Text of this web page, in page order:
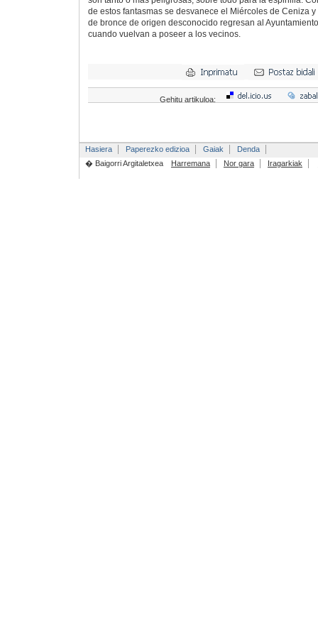
de estos fantasmas se desvanece el Miércoles de Ceniza
de bronce de origen desconocido regresan al
cuando vuelvan a poseer a los vecinos.
Gehitu artikuloa:
Hasiera Paperezko edizioa Gaiak
Denda
� Baigorri Argitaletxea
Harremana Nor gara Iragarkiak